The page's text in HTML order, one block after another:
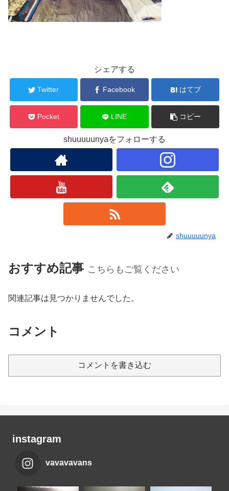
シェアする
Twitter Facebook はてブ
Pocket LINE コピー
shuuuuunyaをフォローする
shuuuuunya
おすすめ記事 こちらもご覧ください
関連記事は見つかりませんでした。
コメント
コメントを書き込む
instagram
vavavavans